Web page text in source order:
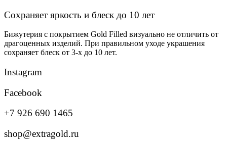
Сохраняет яркость и блеск до 10 лет
Бижутерия с покрытием Gold Filled визуально не отличить от
драгоценных изделий. При правильном уходе украшения
сохраняет блеск от 3-х до 10 лет.
Instagram
Facebook
+7 926 690 1465
shop@extragold.ru